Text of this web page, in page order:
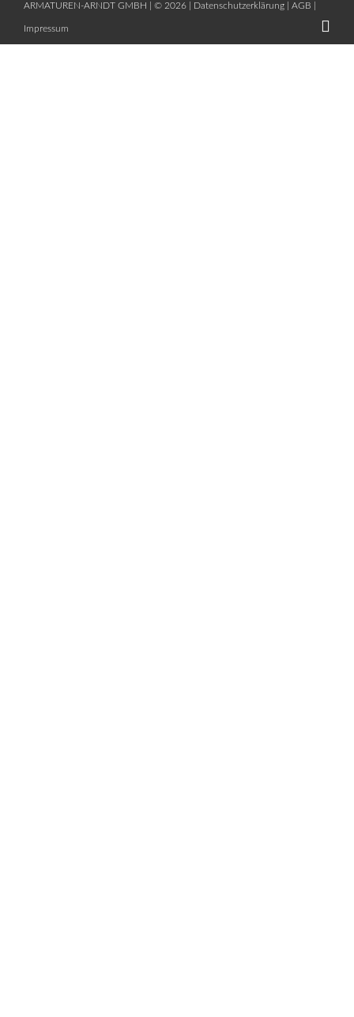
ARMATUREN-ARNDT GMBH | © 2026 | Datenschutzerklärung AGB
Impressum